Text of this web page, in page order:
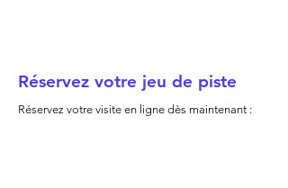
Réservez votre jeu de piste
Réservez votre visite en ligne dès maintenant :